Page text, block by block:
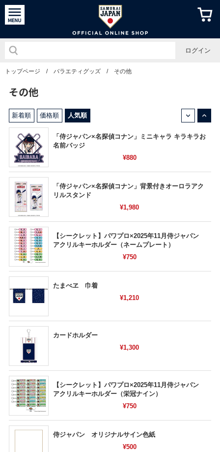
侍ジャパ
ログイン
トップページ / バラエティグッズ / その他
その他
新着順 価格順 人気順
「侍ジャパン×名探偵コナン」ミニキャラ キラキラお
名前バッジ
¥880
「侍ジャパン×名探偵コナン」背景付きオーロラアク
リルスタンド
¥1,980
【シークレット】パワプロ×2025年11月侍ジャパン
アクリルキーホルダー（ネームプレート）
¥750
たまべヱ 巾着
¥1,210
カードホルダー
¥1,300
【シークレット】パワプロ×2025年11月侍ジャパン
アクリルキーホルダー（栄冠ナイン）
¥750
侍ジャパン オリジナルサイン色紙
¥500